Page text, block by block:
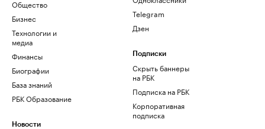
Общество
Бизнес
Технологии и
медиа
Финансы
Биографии
База знаний
РБК Образование
Новости
Telegram
Дзен
Подписки
Скрыть баннеры
на РБК
Подписка на РБК
Корпоративная
подписка